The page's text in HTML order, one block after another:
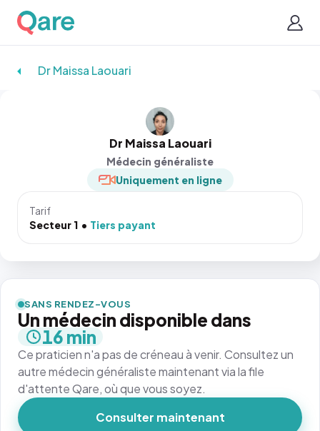
Dr Maissa Laouari
Dr Maissa Laouari
Médecin généraliste
Uniquement en ligne
Tarif
Secteur 1
Tiers payant
SANS RENDEZ-VOUS
Un médecin disponible dans
16 min
Ce praticien n'a pas de créneau à venir. Consultez un
autre médecin généraliste maintenant via la file
d'attente Qare, où que vous soyez.
Consulter maintenant